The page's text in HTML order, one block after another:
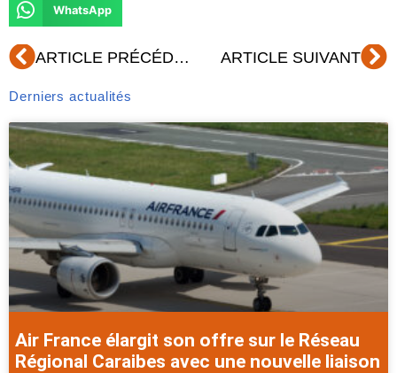
WhatsApp
Précédent ARTICLE PRÉCÉDENT ARTICLE SUIVANT
Derniers actualités
Air France élargit son offre sur le Réseau
Régional Caraibes avec une nouvelle liaison